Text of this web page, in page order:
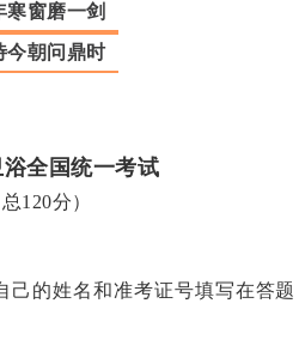
寒窗磨一剑
今朝问鼎时
浴全国统一考试
总120分）
己的姓名和准考证号填写在答题